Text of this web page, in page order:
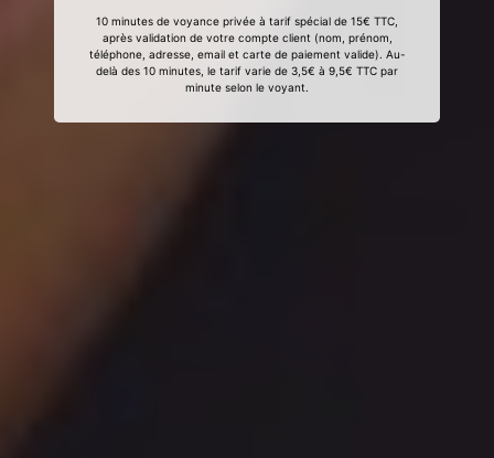
10 minutes de voyance privée à tarif spécial de 15€ TTC,
après validation de votre compte client (nom, prénom,
téléphone, adresse, email et carte de paiement valide). Au-
delà des 10 minutes, le tarif varie de 3,5€ à 9,5€ TTC par
minute selon le voyant.